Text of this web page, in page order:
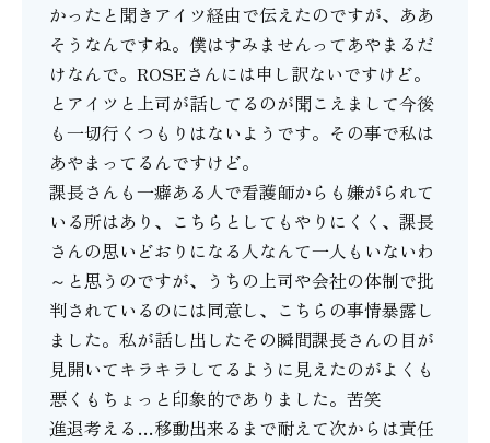
かったと聞きアイツ経由で伝えたのですが、ああ
そうなんですね。僕はすみませんってあやまるだ
けなんで。ROSEさんには申し訳ないですけど。
とアイツと上司が話してるのが聞こえまして今後
も一切行くつもりはないようです。その事で私は
あやまってるんですけど。
課長さんも一癖ある人で看護師からも嫌がられて
いる所はあり、こちらとしてもやりにくく、課長
さんの思いどおりになる人なんて一人もいないわ
～と思うのですが、うちの上司や会社の体制で批
判されているのには同意し、こちらの事情暴露し
ました。私が話し出したその瞬間課長さんの目が
見開いてキラキラしてるように見えたのがよくも
悪くもちょっと印象的でありました。苦笑
進退考える…移動出来るまで耐えて次からは責任